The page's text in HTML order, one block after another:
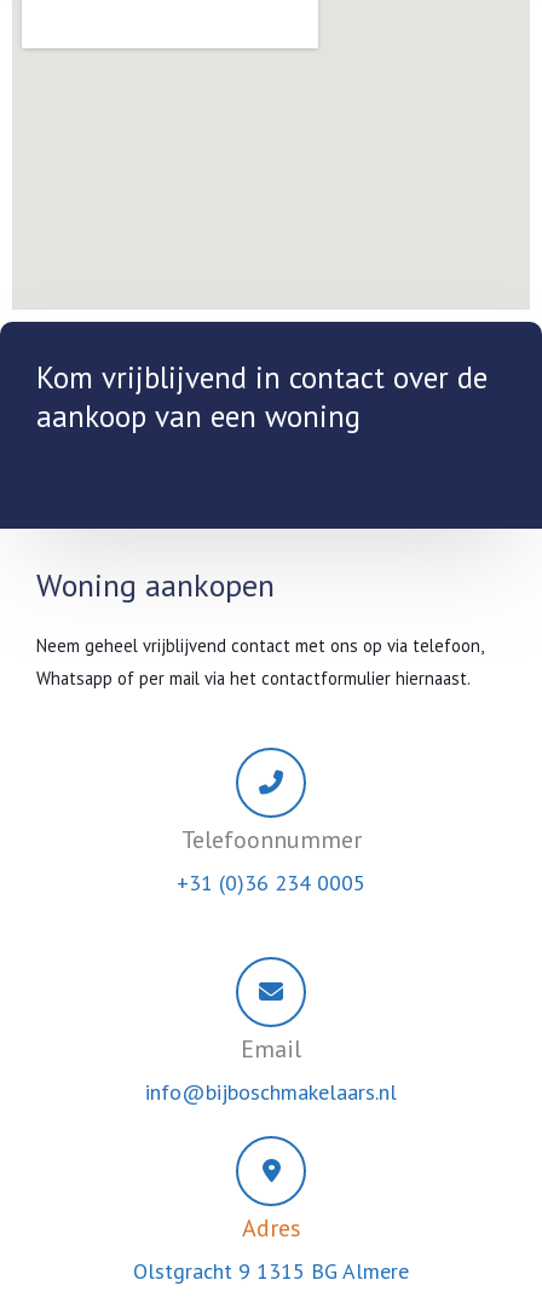
Woning aankopen
Neem geheel vrijblijvend contact met ons op via telefoon,
Whatsapp of per mail via het contactformulier hiernaast.
Telefoonnummer
+31 (0)36 234 0005
Email
info@bijboschmakelaars.nl
Adres
Olstgracht 9 1315 BG Almere
Kom vrijblijvend in contact over de
aankoop van een woning